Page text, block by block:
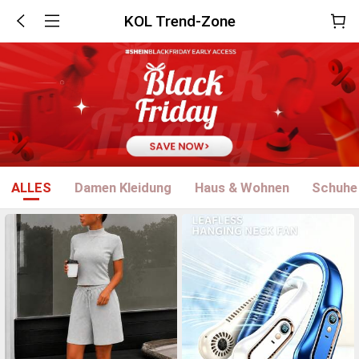
KOL Trend-Zone
ALLES Damen Kleidung Haus & Wohnen Schuhe